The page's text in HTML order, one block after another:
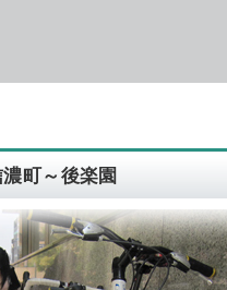
町～後楽園